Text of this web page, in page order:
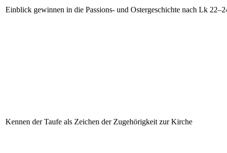
Einblick gewinnen in die Passions- und Ostergeschichte nach Lk
Kennen der Taufe als Zeichen der Zugehörigkeit zur Kirche